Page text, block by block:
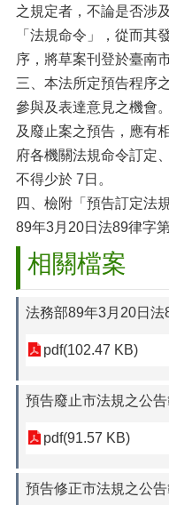
之規定者，不論是否涉
「法規命令」，從而其
序，將草案刊登於臺南
三、本法所定預告程序
參與及表達意見之機會
及廢止案之預告，應有
府各機關法規命令訂定
不得少於 7日。
四、檢附「預告訂定法
89年3月20日法89律字
相關檔案
法務部89年3月20日
pdf(102.47 KB)
預告廢止市法規之公告
pdf(91.57 KB)
預告修正市法規之公告